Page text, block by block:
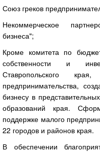
Союз греков
Некоммерческое
бизнеса";
Кроме комитета по
собственности и
Ставропольского
предпринимательства,
бизнесу в
образований края.
поддержке малого
22 городов и районов края.
В обеспечении